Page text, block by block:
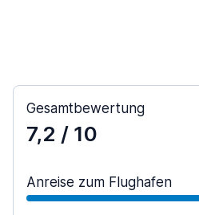
Gesamtbewertung
7,2 / 10
Anreise zum Flughafen